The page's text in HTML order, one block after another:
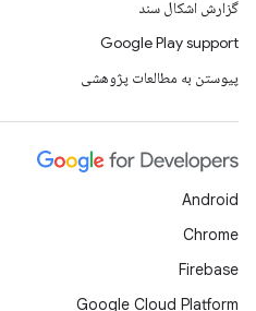
گزارش اشکال سند
Google Play support
پیوستن به مطالعات پژوهشی
Android
Chrome
Firebase
Google Cloud Platform